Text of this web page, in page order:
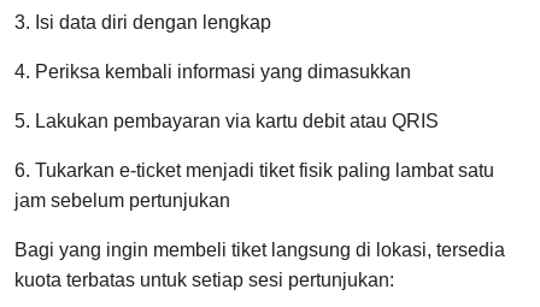
3. Isi data diri dengan lengkap
4. Periksa kembali informasi yang dimasukkan
5. Lakukan pembayaran via kartu debit atau QRIS
6. Tukarkan e-ticket menjadi tiket fisik paling lambat satu
jam sebelum pertunjukan
Bagi yang ingin membeli tiket langsung di lokasi, tersedia
kuota terbatas untuk setiap sesi pertunjukan: